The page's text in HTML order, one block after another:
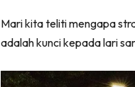
Mari kita teliti mengapa
adalah kunci kepada lari